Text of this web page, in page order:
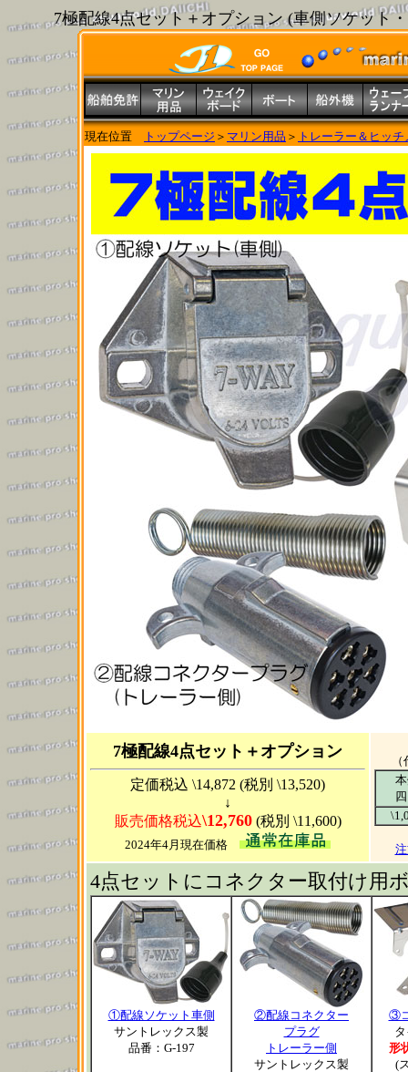
7極配線4点セット＋オプション (車側ソケット
現在位置 トップページ ＞ マリン用品 ＞ トレーラー＆ヒッ
7極配線4点セット＋オプション
定価税込 \14,872 (税別 \13,520)
↓
販売価格税込\12,760(税別 \11,600)
2024年4月現在価格
4点セットにコネクター取付け用
①配線ソケット車側
サントレックス製
品番：G-197
②配線コネクター
プラグ
トレーラー側
サントレックス製
③
形
(